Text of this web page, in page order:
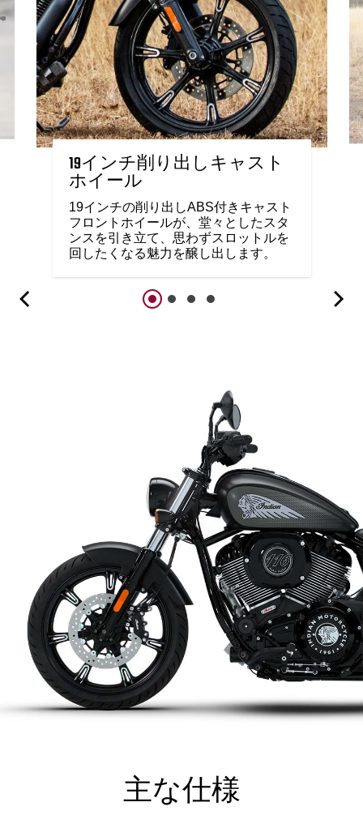
19インチ削り出しキャスト
ホイール
19インチの削り出しABS付きキャスト
フロントホイールが、堂々としたスタ
ンスを引き立て、思わずスロットルを
回したくなる魅力を醸し出します。
主な仕様